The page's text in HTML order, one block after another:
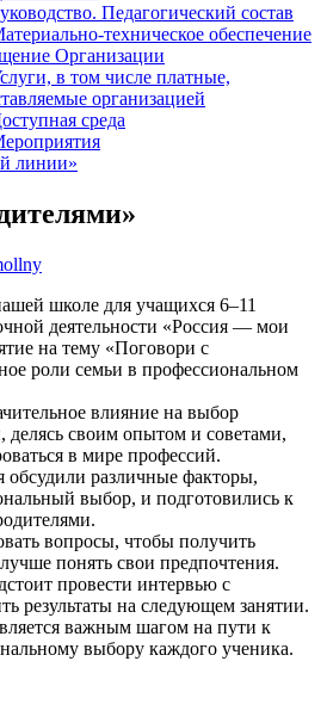
Педагогический состав
техническое обеспечение
Организации
в том числе платные,
организацией
среда
линии»
школе для учащихся 6–11
деятельности «Россия — мои
на тему «Поговори с
роли семьи в профессиональном
влияние на выбор
делясь своим опытом и советами,
в мире профессий.
обсудили различные факторы,
выбор, и подготовились к
вопросы, чтобы получить
понять свои предпочтения.
провести интервью с
результаты на следующем занятии.
важным шагом на пути к
выбору каждого ученика.